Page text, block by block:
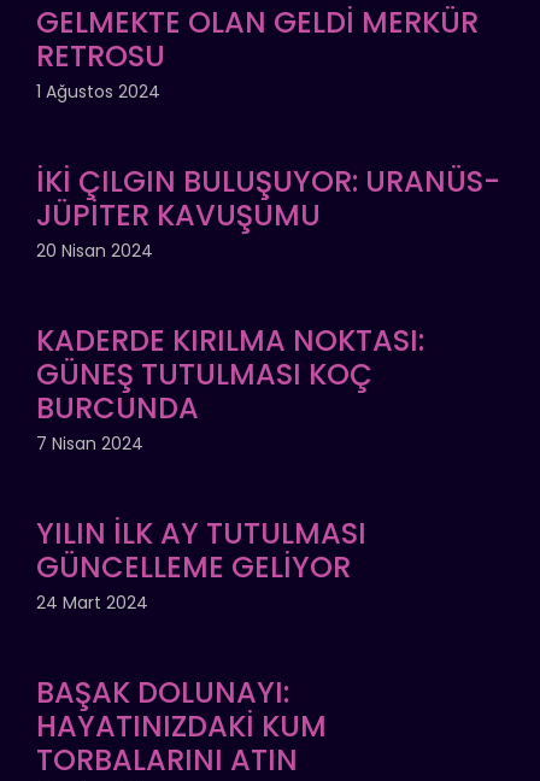
GELMEKTE OLAN GELDİ MERKÜR
RETROSU
1 Ağustos 2024
İKİ ÇILGIN BULUŞUYOR: URANÜS-
JÜPİTER KAVUŞUMU
20 Nisan 2024
KADERDE KIRILMA NOKTASI:
GÜNEŞ TUTULMASI KOÇ
BURCUNDA
7 Nisan 2024
YILIN İLK AY TUTULMASI
GÜNCELLEME GELİYOR
24 Mart 2024
BAŞAK DOLUNAYI:
HAYATINIZDAKİ KUM
TORBALARINI ATIN